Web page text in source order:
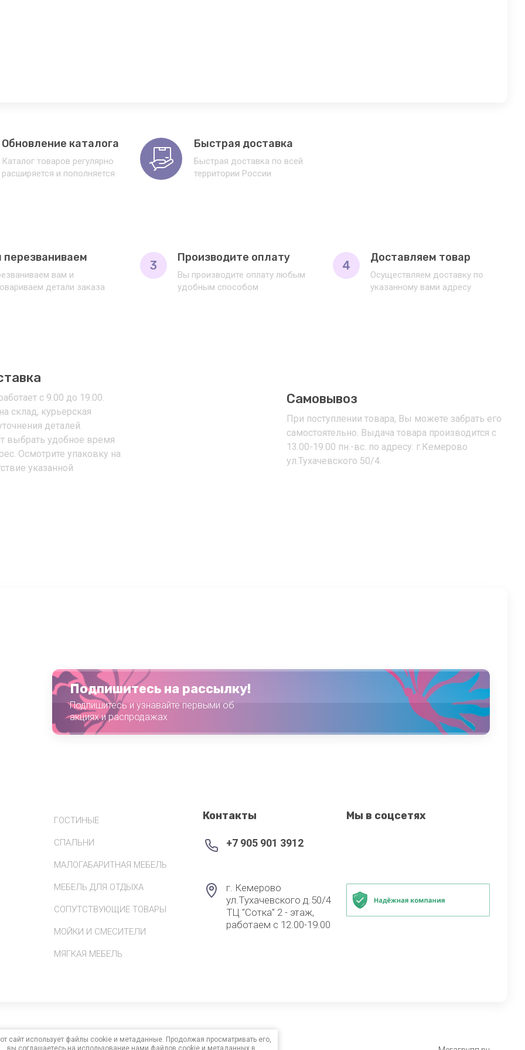
Обновление каталога
Каталог товаров регулярно
расширяется и пополняется
Быстрая доставка
Быстрая доставка по всей
территории России
вам и
детали заказа
3
Производите оплату
Вы производите оплату любым
удобным способом
4
Доставляем товар
Осуществляем доставку по
указанному вами адресу
с 9.00 до 19.00.
склад, курьерская
деталей.
выбрать удобное время
Осмотрите упаковку на
указанной
Самовывоз
При поступлении товара, Вы можете забрать его
самостоятельно. Выдача товара производится с
13.00-19.00 пн.-вс. по адресу: г.Кемерово
ул.Тухачевского 50/4.
Подпишитесь на рассылку!
Подпишитесь и узнавайте первыми об
акциях и распродажах
ГОСТИНЫЕ
СПАЛЬНИ
МАЛОГАБАРИТНАЯ МЕБЕЛЬ
МЕБЕЛЬ ДЛЯ ОТДЫХА
СОПУТСТВУЮЩИЕ ТОВАРЫ
МОЙКИ И СМЕСИТЕЛИ
МЯГКАЯ МЕБЕЛЬ
Контакты
+7 905 901 3912
г. Кемерово
ул.Тухачевского д.50/4
ТЦ "Сотка" 2 - этаж,
работаем с 12.00-19.00
Мы в соцсетях
сайт использует файлы cookie и метаданные. Продолжая просматривать его,
вы соглашаетесь на использование нами файлов cookie и метаданных в